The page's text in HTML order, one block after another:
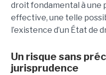
droit fondamental à
effective, une telle
l’existence d’un État de
Un risque sans
jurisprudence